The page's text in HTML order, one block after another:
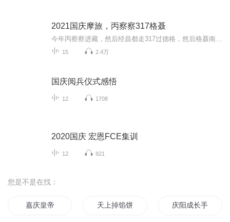
2021国庆摩旅，丙察察317格聂
15 2.4万
国庆阅兵仪式感悟
12 1708
2020国庆 宏恩FCE集训
12 921
您是不是在找：
嘉庆皇帝 天上掉馅饼馅饼 庆阳成长手札